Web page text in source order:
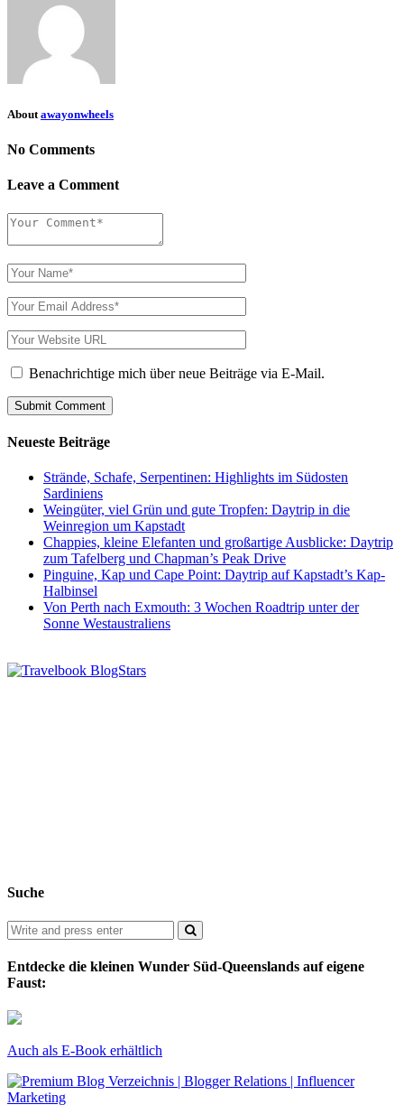
About awayonwheels
No Comments
Leave a Comment
Benachrichtige mich über neue Beiträge via E-Mail.
Neueste Beiträge
Strände, Schafe, Serpentinen: Highlights im Südosten
Sardiniens
Weingüter, viel Grün und gute Tropfen: Daytrip in die
Weinregion um Kapstadt
Chappies, kleine Elefanten und großartige Ausblicke: Daytrip
zum Tafelberg und Chapman’s Peak Drive
Pinguine, Kap und Cape Point: Daytrip auf Kapstadt’s Kap-
Halbinsel
Von Perth nach Exmouth: 3 Wochen Roadtrip unter der
Sonne Westaustraliens
Suche
Entdecke die kleinen Wunder Süd-Queenslands auf eigene
Faust:
Auch als E-Book erhältlich